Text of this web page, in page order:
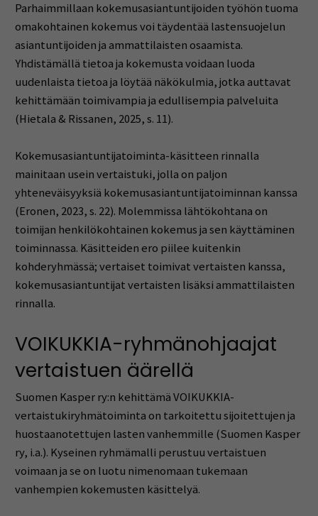
Parhaimmillaan kokemusasiantuntijoiden työhön tuoma
omakohtainen kokemus voi täydentää lastensuojelun
asiantuntijoiden ja ammattilaisten osaamista.
Yhdistämällä tietoa ja kokemusta voidaan luoda
uudenlaista tietoa ja löytää näkökulmia, jotka auttavat
kehittämään toimivampia ja edullisempia palveluita
(Hietala & Rissanen, 2025, s. 11).
Kokemusasiantuntijatoiminta-käsitteen rinnalla
mainitaan usein vertaistuki, jolla on paljon
yhteneväisyyksiä kokemusasiantuntijatoiminnan kanssa
(Eronen, 2023, s. 22). Molemmissa lähtökohtana on
toimijan henkilökohtainen kokemus ja sen käyttäminen
toiminnassa. Käsitteiden ero piilee kuitenkin
kohderyhmässä; vertaiset toimivat vertaisten kanssa,
kokemusasiantuntijat vertaisten lisäksi ammattilaisten
rinnalla.
VOIKUKKIA-ryhmänohjaajat
vertaistuen äärellä
Suomen Kasper ry:n kehittämä VOIKUKKIA-
vertaistukiryhmätoiminta on tarkoitettu sijoitettujen ja
huostaanotettujen lasten vanhemmille (Suomen Kasper
ry, i.a.). Kyseinen ryhmämalli perustuu vertaistuen
voimaan ja se on luotu nimenomaan tukemaan
vanhempien kokemusten käsittelyä.